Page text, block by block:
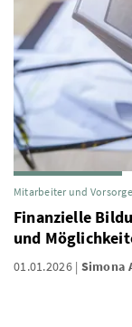
Mitarbeiter und Vorsorge
Finanzielle
und
01.01.2026 Simona